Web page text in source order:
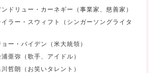
ドリュー・カーネギー（事業家、慈善家）
ラー・スウィフト（シンガーソングライタ
ー・バイデン（米大統領）
亜弥（歌手、アイドル）
哲朗（お笑いタレント）